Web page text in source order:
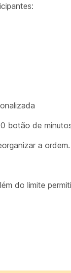
botão de
a ordem.
do limite